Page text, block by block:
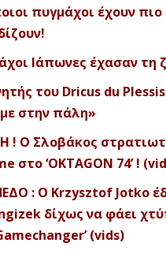
πυγμάχοι έχουν
Ιάπωνες έχασαν τη
του Dricus du
στην πάλη»
! Ο Σλοβάκος
στο ‘OKTAGON 74’ !
: Ο Krzysztof Jotko
δίχως να φάει
(vids)